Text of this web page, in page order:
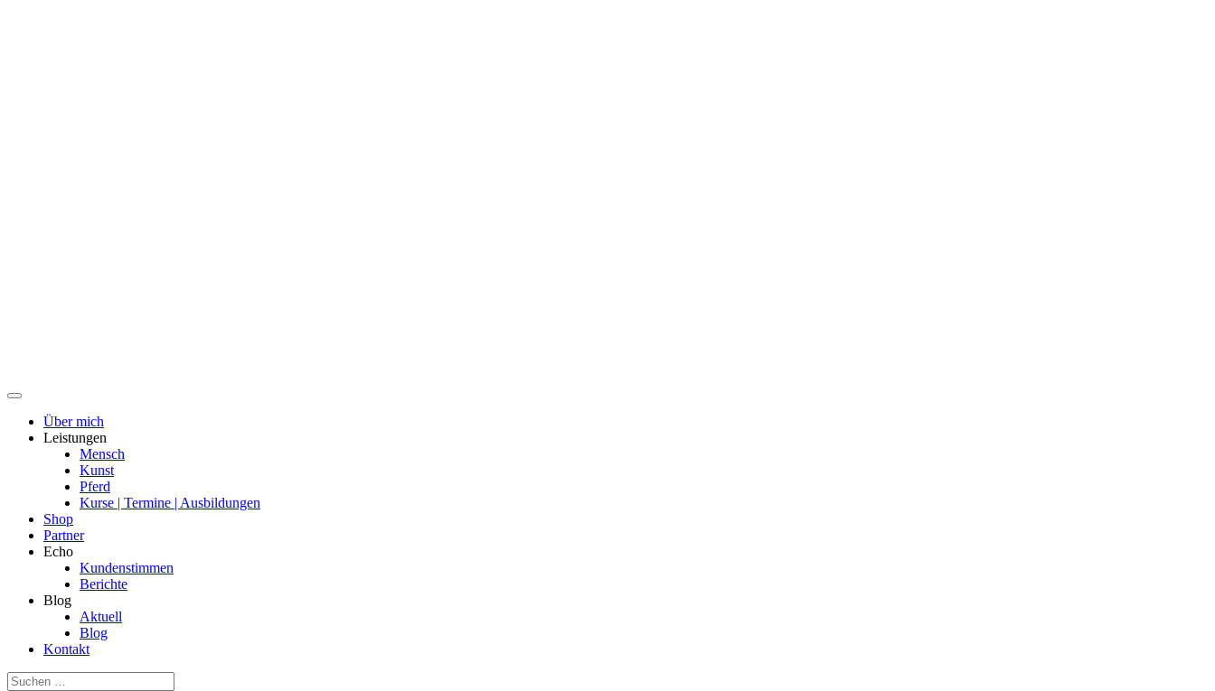
Über mich
Leistungen
Mensch
Kunst
Pferd
Kurse | Termine | Ausbildungen
Shop
Partner
Echo
Kundenstimmen
Berichte
Blog
Aktuell
Blog
Kontakt